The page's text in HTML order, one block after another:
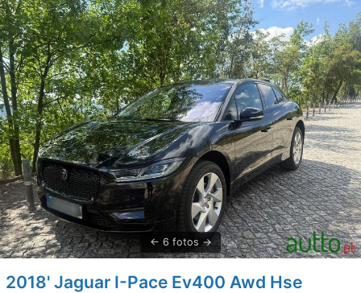
6 fotos
2018' Jaguar I-Pace Ev400 Awd Hse